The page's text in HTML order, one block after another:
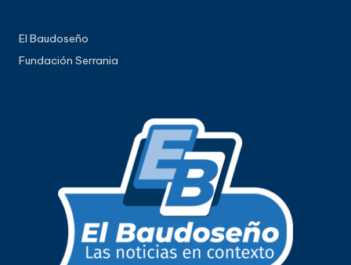
El Baudoseño
Fundación Serrania